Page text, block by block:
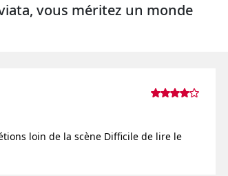
vous méritez un monde
loin de la scène Difficile de lire le